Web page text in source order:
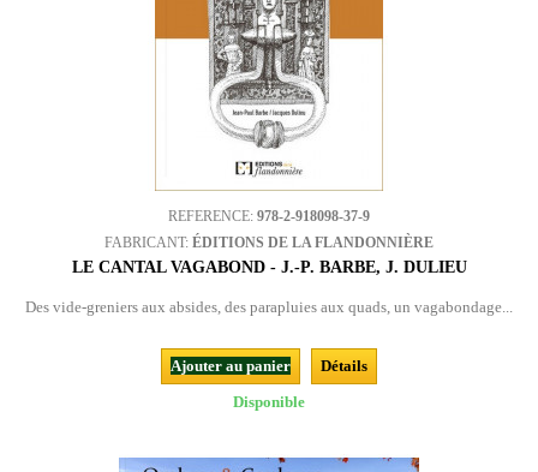
REFERENCE: 978-2-918098-37-9
FABRICANT: ÉDITIONS DE LA FLANDONNIÈRE
LE CANTAL VAGABOND - J.-P. BARBE, J. DULIEU
Des vide-greniers aux absides, des parapluies aux quads, un vagabondage...
Ajouter au panier
Détails
Disponible